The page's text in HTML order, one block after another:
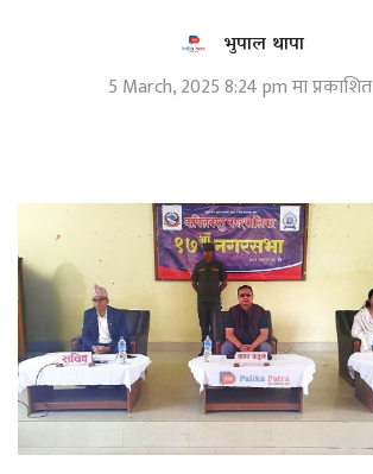
भुपाल थापा
5 March, 2025 8:24 pm मा प्रकाशित